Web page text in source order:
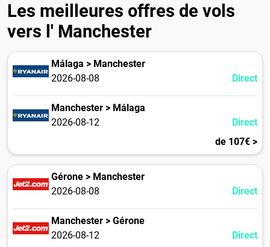
Les meilleures offres de vols
vers l' Manchester
Málaga > Manchester
2026-08-08
Direct
Manchester > Málaga
2026-08-12
Direct
de 107€ >
Gérone > Manchester
2026-08-08
Direct
Manchester > Gérone
2026-08-12
Direct